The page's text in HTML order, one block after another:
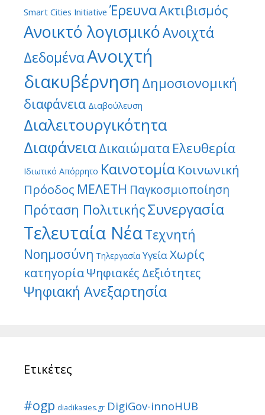
Smart Cities Initiative ΈρευναΑκτιβισμός
Ανοικτό λογισμικόΑνοιχτά
ΔεδομέναΑνοιχτή
διακυβέρνηση Δημοσιονομική
διαφάνεια Διαβούλευση
Διαλειτουργικότητα
ΔιαφάνειαΔικαιώματα Ελευθερία
Ιδιωτικό Απόρρητο Καινοτομία Κοινωνική
Πρόοδος ΜΕΛΕΤΗ Παγκοσμιοποίηση
Πρόταση ΠολιτικήςΣυνεργασία
Τελευταία ΝέαΤεχνητή
Νοημοσύνη Τηλεργασία ΥγείαΧωρίς
κατηγορίαΨηφιακές Δεξιότητες
Ψηφιακή Ανεξαρτησία
Ετικέτες
#ogp diadikasies.gr DigiGov-innoHUB